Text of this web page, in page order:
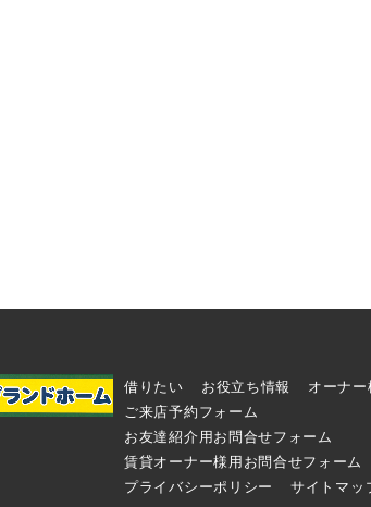
借りたい お役立ち情報
オーナー
ご来店予約フォーム
お友達紹介用お問合せフォーム
賃貸オーナー様用お問合せフォーム
プライバシーポリシー
サイトマッ